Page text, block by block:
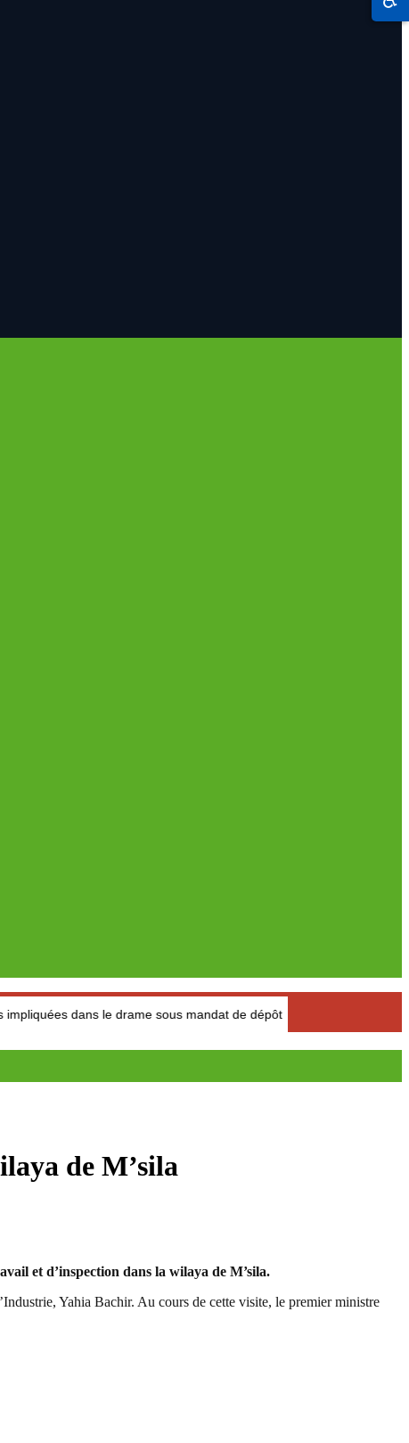
le drame sous mandat de dépôt Narcotrafic : L’Espagne
de M’sila
et d’inspection dans la wilaya de M’sila.
Yahia Bachir. Au cours de cette visite, le premier ministre